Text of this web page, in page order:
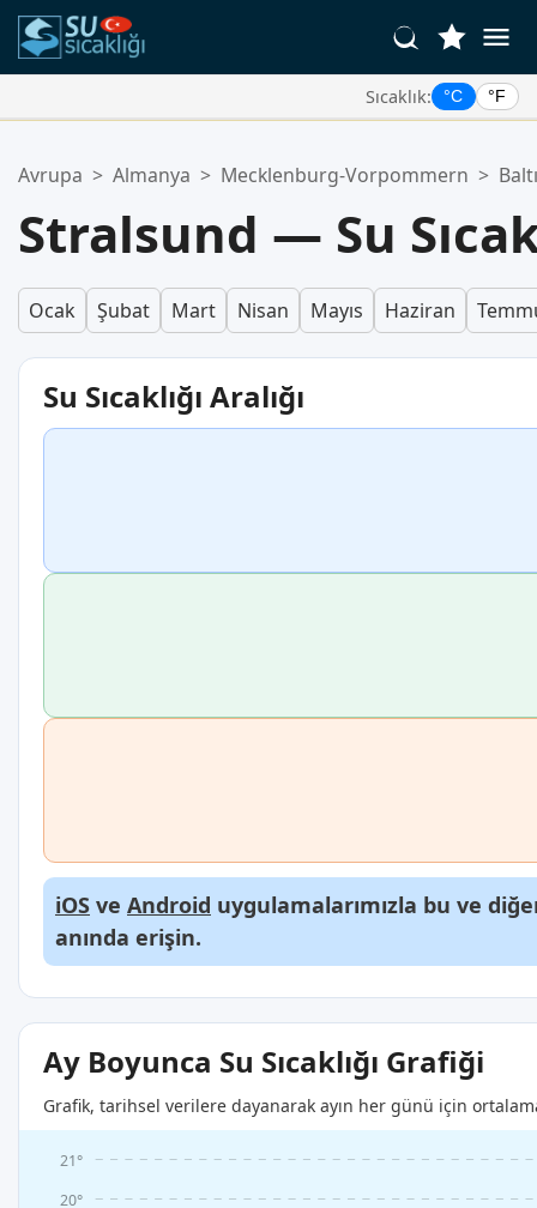
Sıcaklık: °C °F
Favoriler listeniz boş.
Avrupa > Almanya > Mecklenburg-Vorpommern >
Stralsund — Su
Ocak Şubat Mart Nisan Mayıs Haziran
Su Sıcaklığı Aralığı
iOS ve Android uygulamalarımızla bu ve
anında erişin.
Ay Boyunca Su Sıcaklığı Grafiği
Grafik, tarihsel verilere dayanarak ayın her günü için
20°
21°